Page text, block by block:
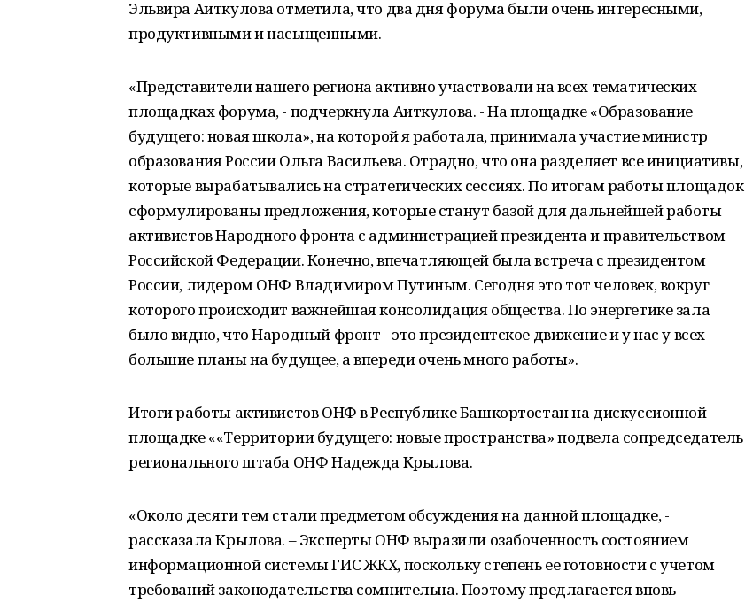
Эльвира Аиткулова отметила, что два дня форума были очень интересными,
продуктивными и насыщенными.
«Представители нашего региона активно участвовали на всех тематических
площадках форума, - подчеркнула Аиткулова. - На площадке «Образование
будущего: новая школа», на которой я работала, принимала участие министр
образования России Ольга Васильева. Отрадно, что она разделяет все инициативы,
которые вырабатывались на стратегических сессиях. По итогам работы площадок
сформулированы предложения, которые станут базой для дальнейшей работы
активистов Народного фронта с администрацией президента и правительством
Российской Федерации. Конечно, впечатляющей была встреча с президентом
России, лидером ОНФ Владимиром Путиным. Сегодня это тот человек, вокруг
которого происходит важнейшая консолидация общества. По энергетике зала
было видно, что Народный фронт - это президентское движение и у нас у всех
большие планы на будущее, а впереди очень много работы».
Итоги работы активистов ОНФ в Республике Башкортостан на дискуссионной
площадке ««Территории будущего: новые пространства» подвела сопредседатель
регионального штаба ОНФ Надежда Крылова.
«Около десяти тем стали предметом обсуждения на данной площадке, -
рассказала Крылова. – Эксперты ОНФ выразили озабоченность состоянием
информационной системы ГИС ЖКХ, поскольку степень ее готовности с учетом
требований законодательства сомнительна. Поэтому предлагается вновь